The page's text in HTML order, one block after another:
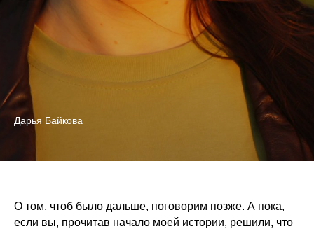
Дарья Байкова
О том, чтоб было дальше, поговорим позже. А пока,
если вы, прочитав начало моей истории, решили, что